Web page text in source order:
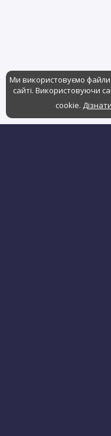
Ми використовуємо
сайті. Використовуючи
cookie.